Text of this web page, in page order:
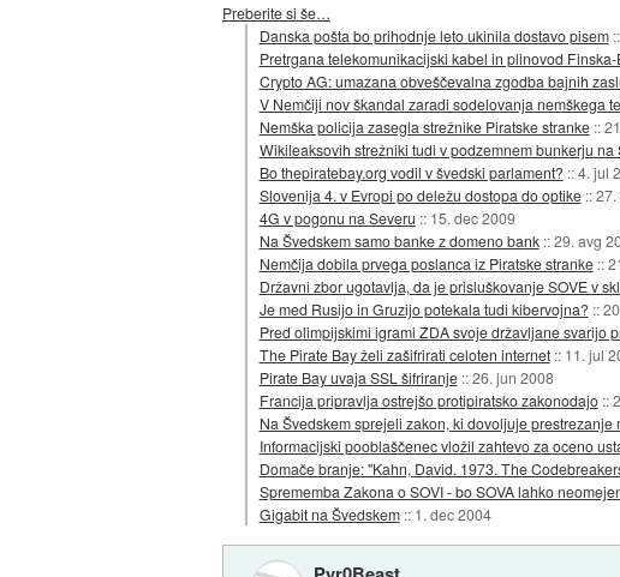
Preberite si še…
Danska pošta bo prihodnje leto ukinila dostavo pisem ::
Pretrgana telekomunikacijski kabel in plinovod Finska-
Crypto AG: umazana obveščevalna zgodba bajnih
V Nemčiji nov škandal zaradi sodelovanja nemškega
Nemška policija zasegla strežnike Piratske stranke ::
Wikileaksovih strežniki tudi v podzemnem bunkerju na
Bo thepiratebay.org vodil v švedski parlament? ::4. jul
Slovenija 4. v Evropi po deležu dostopa do optike ::27.
4G v pogonu na Severu :: 15. dec 2009
Na Švedskem samo banke z domeno bank ::29. avg
Nemčija dobila prvega poslanca iz Piratske stranke ::
Državni zbor ugotavlja, da je prisluškovanje SOVE v
Je med Rusijo in Gruzijo potekala tudi kibervojna? ::
Pred olimpijskimi igrami ZDA svoje državljane svarijo
The Pirate Bay želi zašifrirati celoten internet :: 11. jul
Pirate Bay uvaja SSL šifriranje ::26. jun 2008
Francija pripravlja ostrejšo protipiratsko zakonodajo ::
Na Švedskem sprejeli zakon, ki dovoljuje prestrezanje
Informacijski pooblaščenec vložil zahtevo za oceno
Domače branje: "Kahn, David. 1973. The
Sprememba Zakona o SOVI - bo SOVA lahko
Gigabit na Švedskem :: 1. dec 2004